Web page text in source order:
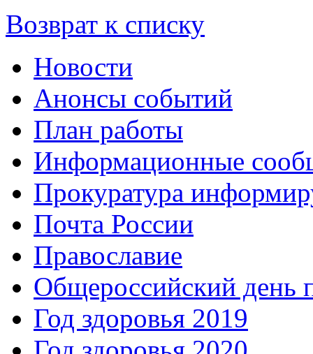
Возврат к списку
Новости
Анонсы событий
План работы
Информационные
Прокуратура
Почта России
Православие
Общероссийский день
Год здоровья 2019